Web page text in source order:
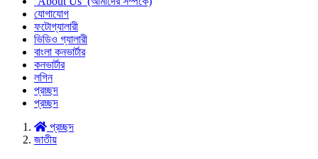
যোগাযোগ
ফটোগ্যালারী
ভিডিও গ্যালারী
বাংলা কনভার্টার
কনভার্টার
লগিন
প্রচ্ছদ
প্রচ্ছদ
প্রচ্ছদ
জাতীয়